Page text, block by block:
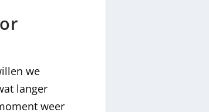
we
langer
weer